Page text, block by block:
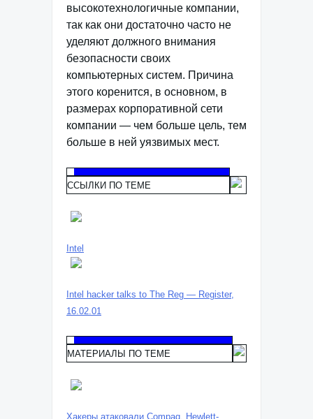
высокотехнологичные компании,
так как они достаточно часто не
уделяют должного внимания
безопасности своих
компьютерных систем. Причина
этого коренится, в основном, в
размерах корпоративной сети
компании — чем больше цель, тем
больше в ней уязвимых мест.
ССЫЛКИ ПО ТЕМЕ
Intel
Intel hacker talks to The Reg — Register,
16.02.01
МАТЕРИАЛЫ ПО ТЕМЕ